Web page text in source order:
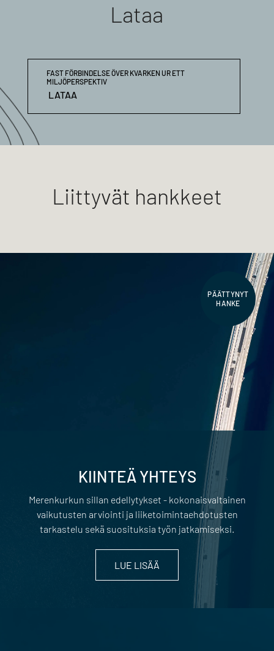
Lataa
FAST FÖRBINDELSE ÖVER KVARKEN UR ETT
MILJÖPERSPEKTIV
LATAA
Liittyvät hankkeet
PÄÄTTYNYT
HANKE
KIINTEÄ YHTEYS
Merenkurkun sillan edellytykset - kokonaisvaltainen
vaikutusten arviointi ja liiketoimintaehdotusten
tarkastelu sekä suosituksia työn jatkamiseksi.
LUE LISÄÄ